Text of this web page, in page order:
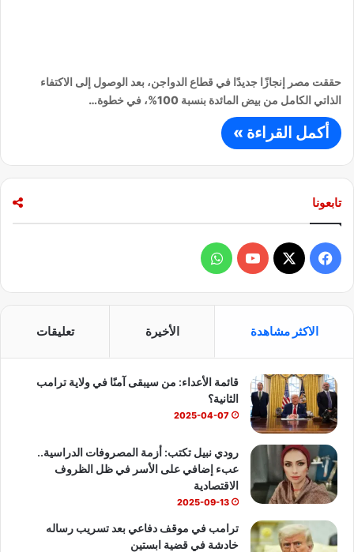
حققت مصر إنجازًا جديدًا في قطاع الدواجن، بعد الوصول إلى الاكتفاء
الذاتي الكامل من بيض المائدة بنسبة 100%، في خطوة…
أكمل القراءة »
تابعونا
ي
و
ك
X
Y
T
u
e
ا
ا
ب
الاكثر مشاهدة الأخيرة تعليقات
قائمة الأعداء: من سيبقى آمنًا في ولاية ترامب
الثانية؟
2025-04-07
رودي نبيل تكتب: أزمة المصروفات الدراسية..
عبء إضافي على الأسر في ظل الظروف
الاقتصادية
2025-09-13
ترامب في موقف دفاعي بعد تسريب رساله
خادشة في قضية ابستين